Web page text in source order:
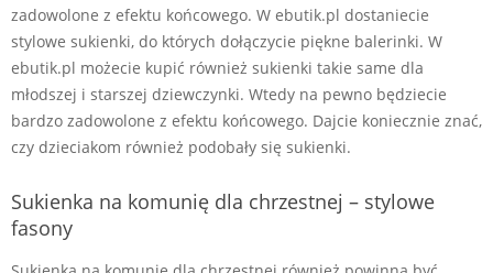
zadowolone z efektu końcowego. W ebutik.pl dostaniecie
stylowe sukienki, do których dołączycie piękne balerinki. W
ebutik.pl możecie kupić również sukienki takie same dla
młodszej i starszej dziewczynki. Wtedy na pewno będziecie
bardzo zadowolone z efektu końcowego. Dajcie koniecznie znać,
czy dzieciakom również podobały się sukienki.
Sukienka na komunię dla chrzestnej – stylowe
fasony